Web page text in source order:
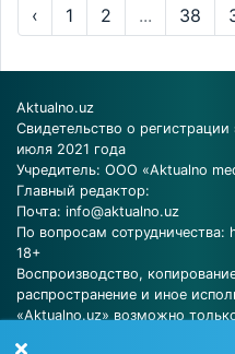
‹ 1 2 ... 38
Aktualno.uz
Свидетельство о
июля 2021 года
Учредитель: ООО «Aktualno
Главный редактор:
Почта: info@aktualno.uz
По вопросам сотрудничества:
18+
Воспроизводство,
распространение и иное
«Aktualno.uz» возможно